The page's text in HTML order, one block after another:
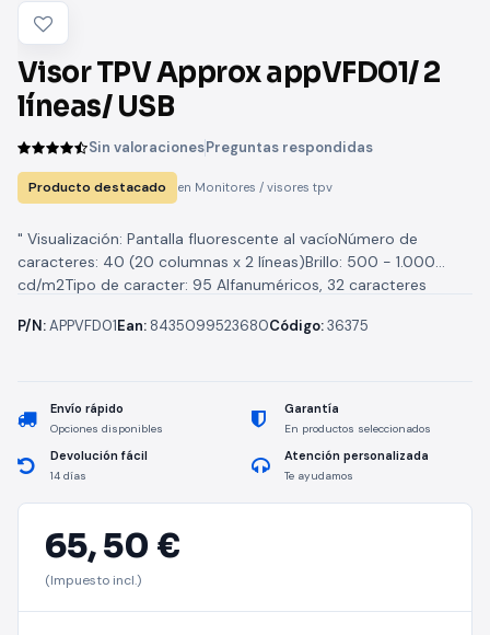
Visor TPV Approx appVFD01/ 2
líneas/ USB
Sin valoracionesPreguntas respondidas
Producto destacado en Monitores / visores tpv
" Visualización: Pantalla fluorescente al vacíoNúmero de
caracteres: 40 (20 columnas x 2 líneas)Brillo: 500 - 1.000
cd/m2Tipo de caracter: 95 Alfanuméricos, 32 caracteres
P/N:APPVFD01Ean: 8435099523680Código:36375
Envío rápido
Opciones disponibles
Garantía
En productos seleccionados
Devolución fácil
14 días
Atención personalizada
Te ayudamos
65,50 €
(Impuesto incl.)